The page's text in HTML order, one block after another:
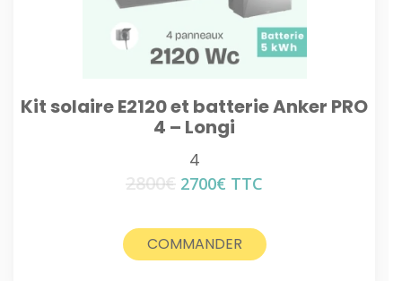
Kit solaire E2120 et batterie Anker PRO
4 – Longi
4
2800€ Le
était :
2800€.
2700€ Le
est :
2700€.
TTC
COMMANDER